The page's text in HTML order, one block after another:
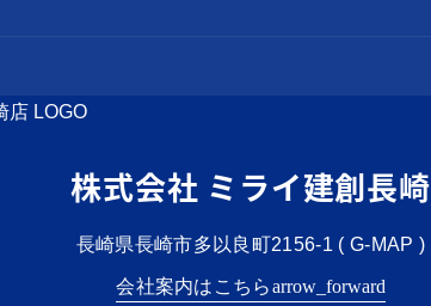
株式会社 ミライ建創長崎
長崎県長崎市多以良町2156-1 ( G-MAP )
会社案内はこちらarrow_forward